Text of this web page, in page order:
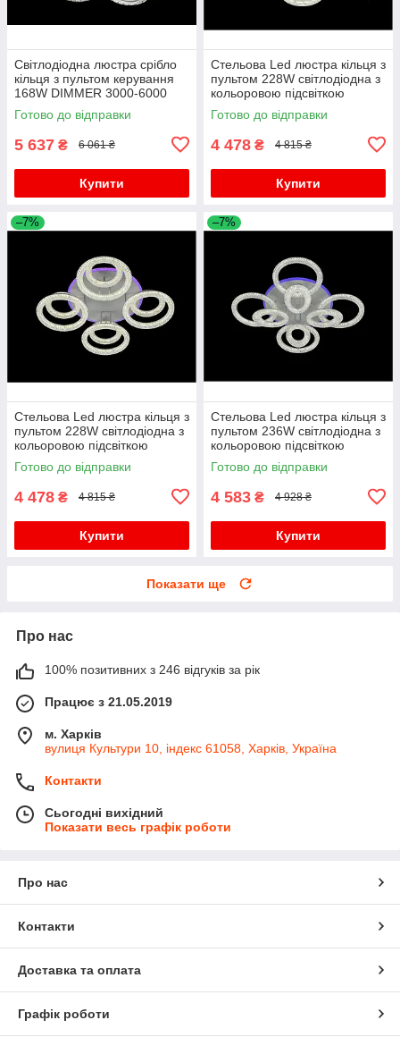
Світлодіодна люстра срібло
кільця з пультом керування
168W DIMMER 3000-6000
H130*L600*W550
Готово до відправки
5 637 ₴ 6 061 ₴
Купити
Стельова Led люстра кільця з
пультом 228W світлодіодна з
кольоровою підсвіткою
Готово до відправки
4 478 ₴ 4 815 ₴
Купити
–7%
Стельова Led люстра кільця з
пультом 228W світлодіодна з
кольоровою підсвіткою
Готово до відправки
4 478 ₴ 4 815 ₴
Купити
–7%
Стельова Led люстра кільця з
пультом 236W світлодіодна з
кольоровою підсвіткою
Готово до відправки
4 583 ₴ 4 928 ₴
Купити
Показати ще
Про нас
100% позитивних з 246 відгуків за рік
Працює з 21.05.2019
м. Харків
вулиця Культури 10, індекс 61058, Харків, Україна
Контакти
Сьогодні вихідний
Показати весь графік роботи
Про нас
Контакти
Доставка та оплата
Графік роботи